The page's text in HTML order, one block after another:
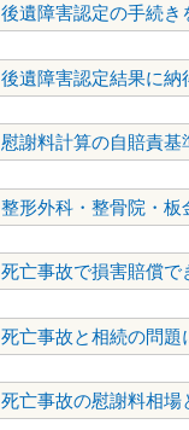
後遺障害認定の手続き
後遺障害認定結果に納
慰謝料計算の自賠責基
整形外科・整骨院・板
死亡事故で損害賠償で
死亡事故と相続の問題
死亡事故の慰謝料相場